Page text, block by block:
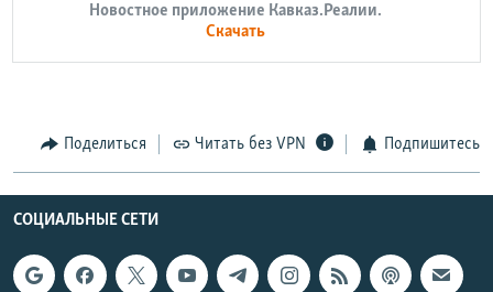
Новостное приложение Кавказ.Реалии.
Скачать
Поделиться Читать без VPN Подпишитесь
СОЦИАЛЬНЫЕ СЕТИ